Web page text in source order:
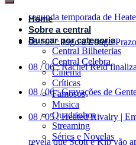
segunda temporada de
08 / 07 : Jogo a Longo
08 / 06 : Rachel Reid
08 / 06 : Gravações de
08 / 05 : Heated Rivalry |
revela que Scott e Kip vão
Home
Sobre a central
Buscar por categoria
Central Bilheterias
Central Celebra
Cinema
Críticas
Famosos
Musica
Quadrinhos
Streaming
Séries e Novelas